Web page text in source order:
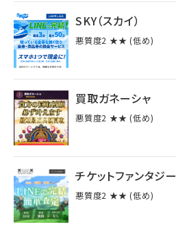
SKY（スカイ）
悪質度2 ★★ (低め)
買取ガネーシャ
悪質度2 ★★ (低め)
チケットファンタジー
悪質度2 ★★ (低め)